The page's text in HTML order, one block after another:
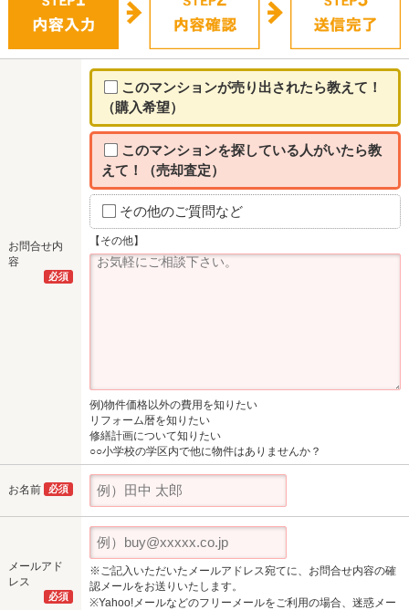
お問合せ内
容
必須
このマンションが売り出されたら教えて！
（購入希望）
このマンションを探している人がいたら教
えて！（売却査定）
その他のご質問など
【その他】
例)物件価格以外の費用を知りたい
リフォーム暦を知りたい
修繕計画について知りたい
○○小学校の学区内で他に物件はありませんか？
お名前 必須
メールアド
レス
必須
※ご記入いただいたメールアドレス宛てに、お問合せ内容の確
認メールをお送りいたします。
※Yahoo!メールなどのフリーメールをご利用の場合、迷惑メー